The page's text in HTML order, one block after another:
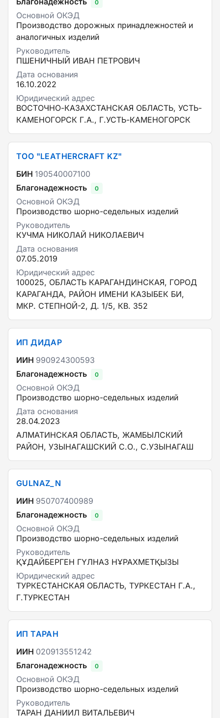
0
Основной ОКЭД
Производство дорожных принадлежностей и
аналогичных изделий
Руководитель
ПШЕНИЧНЫЙ ИВАН ПЕТРОВИЧ
Дата основания
16.10.2022
Юридический адрес
ВОСТОЧНО-КАЗАХСТАНСКАЯ ОБЛАСТЬ, УСТЬ-
КАМЕНОГОРСК Г.А., Г.УСТЬ-КАМЕНОГОРСК
ТОО "LEATHERCRAFT KZ"
БИН 190540007100
Благонадежность
0
Основной ОКЭД
Производство шорно-седельных изделий
Руководитель
КУЧМА НИКОЛАЙ НИКОЛАЕВИЧ
Дата основания
07.05.2019
Юридический адрес
100025, ОБЛАСТЬ КАРАГАНДИНСКАЯ, ГОРОД
КАРАГАНДА, РАЙОН ИМЕНИ КАЗЫБЕК БИ,
МКР. СТЕПНОЙ-2, Д. 1/5, КВ. 352
ИП ДИДАР
ИИН 990924300593
Благонадежность
0
Основной ОКЭД
Производство шорно-седельных изделий
Дата основания
28.04.2023
АЛМАТИНСКАЯ ОБЛАСТЬ, ЖАМБЫЛСКИЙ
РАЙОН, УЗЫНАГАШСКИЙ С.О., С.УЗЫНАГАШ
GULNAZ_N
ИИН 950707400989
Благонадежность
0
Основной ОКЭД
Производство шорно-седельных изделий
Руководитель
ҚҰДАЙБЕРГЕН ГҮЛНАЗ НҰРАХМЕТҚЫЗЫ
Юридический адрес
ТУРКЕСТАНСКАЯ ОБЛАСТЬ, ТУРКЕСТАН Г.А.,
Г.ТУРКЕСТАН
ИП ТАРАН
ИИН 020913551242
Благонадежность
0
Основной ОКЭД
Производство шорно-седельных изделий
Руководитель
ТАРАН ДАНИИЛ ВИТАЛЬЕВИЧ